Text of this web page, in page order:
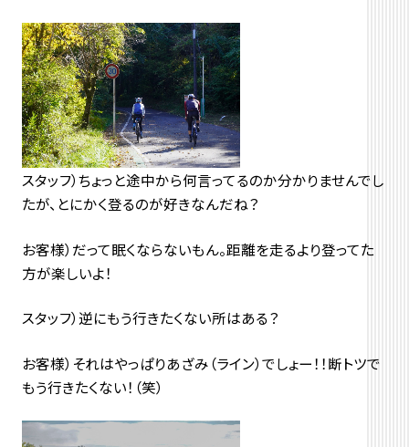
スタッフ）ちょっと途中から何言ってるのか分かりませんでし
たが、とにかく登るのが好きなんだね？
お客様）だって眠くならないもん。距離を走るより登ってた
方が楽しいよ！
スタッフ）逆にもう行きたくない所はある？
お客様）それはやっぱりあざみ（ライン）でしょー！！断トツで
もう行きたくない！（笑）